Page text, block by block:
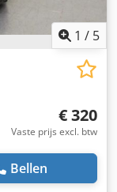
1 / 5
€ 320
Vaste prijs excl. btw
Bellen